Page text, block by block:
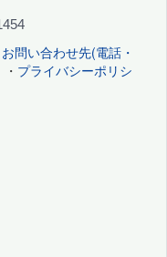
お問い合わせ先(電話・
・ プライバシーポリシ